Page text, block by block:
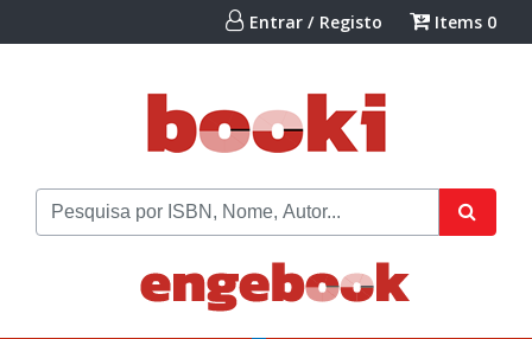
Entrar / Registo Items 0